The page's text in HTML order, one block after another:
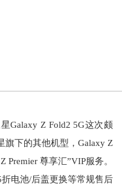
Galaxy Z Fold2 5G这次颇
旗下的其他机型，Galaxy Z
Premier 尊享汇”VIP服务。
电池/后盖更换等常规售后